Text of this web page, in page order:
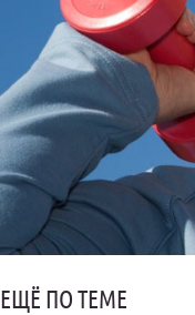
ЕЩЁ ПО ТЕМЕ